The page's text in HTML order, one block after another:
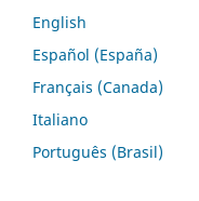
English
Español (España)
Français (Canada)
Italiano
Português (Brasil)